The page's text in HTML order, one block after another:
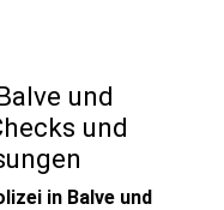
und
und
in Balve und